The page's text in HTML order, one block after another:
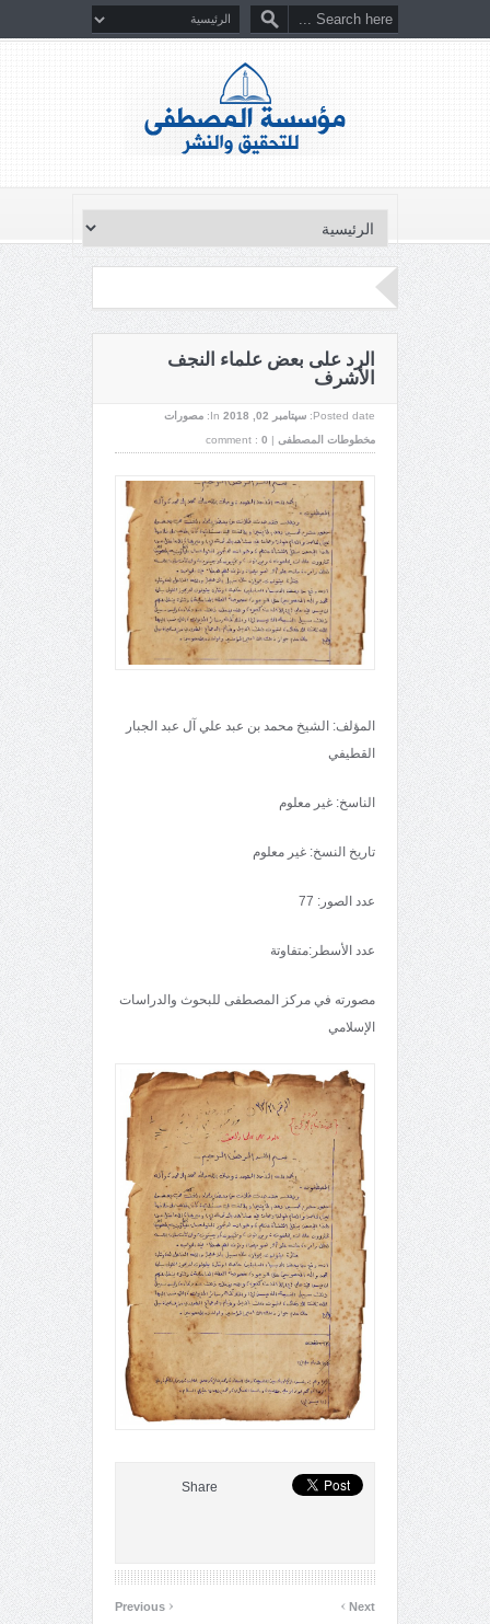
الرد على بعض علماء النجف
الأشرف
Posted date: سپتامبر 02, 2018 In:
مصورات
مخطوطات المصطفى |
comment : 0
المؤلف: الشيخ محمد بن عبد علي آل عبد الجبار
القطيفي
الناسخ: غير معلوم
تاريخ النسخ: غير معلوم
عدد الصور: 77
عدد الأسطر:متفاوتة
مصورته في مركز المصطفى للبحوث والدراسات
الإسلامي
Share
‹ Next
›